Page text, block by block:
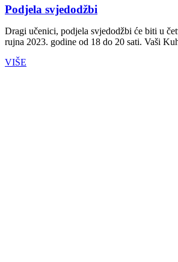
Podjela svjedodžbi
Dragi učenici, podjela svjedodžbi će biti u
rujna 2023. godine od 18 do 20 sati. Vaši
VIŠE